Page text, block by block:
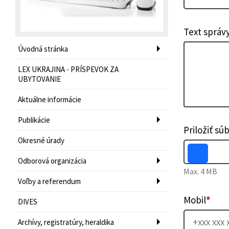
Úvodná stránka
LEX UKRAJINA - PRÍSPEVOK ZA
UBYTOVANIE
Aktuálne informácie
Publikácie
Okresné úrady
Odborová organizácia
Voľby a referendum
DIVES
Archívy, registratúry, heraldika
Text
Priložiť
Max. 4 MB
Mobil*